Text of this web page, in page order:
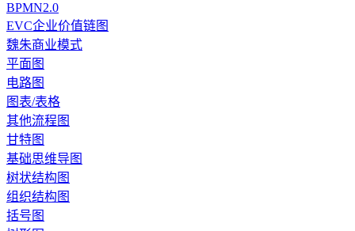
BPMN2.0
EVC企业价值链图
魏朱商业模式
平面图
电路图
图表/表格
其他流程图
甘特图
基础思维导图
树状结构图
组织结构图
括号图